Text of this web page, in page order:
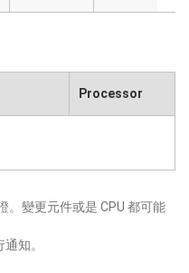
Processor
。變更元件或是 CPU 都可能
知。